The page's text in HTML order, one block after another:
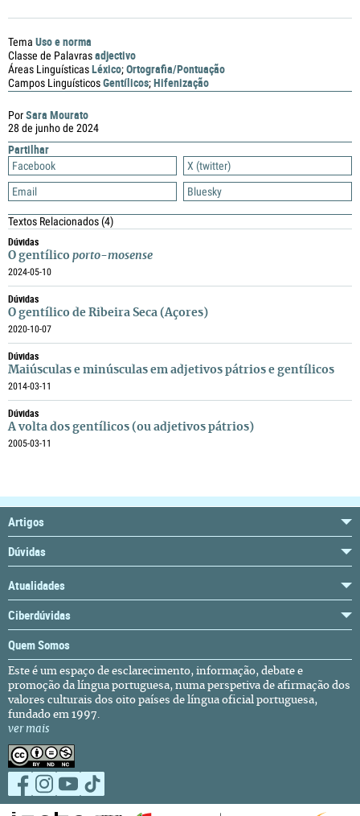
PorSara Mourato
28 de junho de 2024
Partilhar
Facebook
X (twitter)
Email
Bluesky
Textos Relacionados(4)
Dúvidas
O gentílico porto-mosense
2024-05-10
Dúvidas
O gentílico de Ribeira Seca (Açores)
2020-10-07
Dúvidas
Maiúsculas e minúsculas em adjetivos pátrios e gentílicos
2014-03-11
Dúvidas
A volta dos gentílicos (ou adjetivos pátrios)
2005-03-11
Tema Uso e norma
Classe de Palavrasadjectivo
Áreas LinguísticasLéxico;Ortografia/Pontuação
Campos LinguísticosGentílicos;Hifenização
Artigos
Dúvidas
Atualidades
Ciberdúvidas
Quem Somos
Este é um espaço de esclarecimento, informação, debate e
promoção da língua portuguesa, numa perspetiva de afirmação dos
valores culturais dos oito países de língua oficial portuguesa,
fundado em 1997.
ver mais